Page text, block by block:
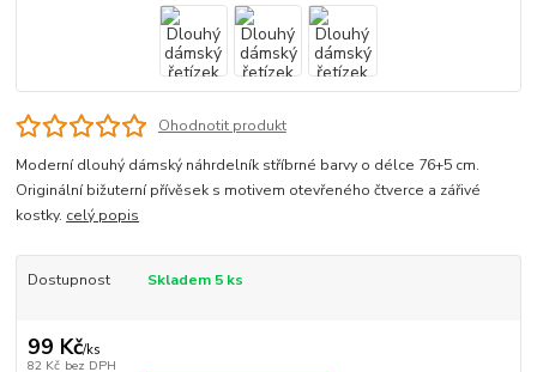
Ohodnotit produkt
Moderní dlouhý dámský náhrdelník stříbrné barvy o délce 76+5 cm.
Originální bižuterní přívěsek s motivem otevřeného čtverce a zářivé
kostky. celý popis
Dostupnost Skladem 5 ks
99 Kč/ks
82 Kč bez DPH